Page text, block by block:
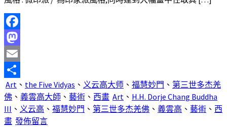
Facebook
Mastodon
Email
分
享
Art 、 the Five Vidyas 、 义云高大师 、 福慧妙門 、 第三世多杰羌
佛 、 義雲高大師 、 藝術 、 西畫 Art 、 H.H. Dorje Chang Buddha
III 、 义云高 、 福慧妙門 、 第三世多杰羌佛 、 義雲高 、 藝術 、 西
畫 發佈留言